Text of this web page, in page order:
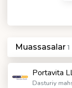
Muassasalar1
Portavita
Dasturiy